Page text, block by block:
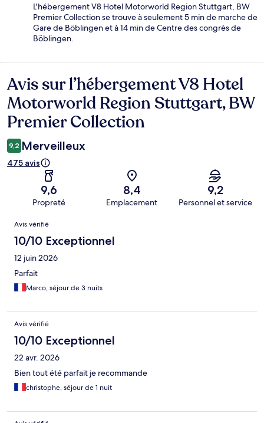
L'hébergement V8 Hotel Motorworld Region Stuttgart, BW
Premier Collection se trouve à seulement 5 min de marche de
Gare de Böblingen et à 14 min de Centre des congrès de
Böblingen.
Avis
Avis sur l’hébergement V8 Hotel
Motorworld Region Stuttgart, BW
Premier Collection
9,2 Merveilleux
475 avis
9,6
Propreté
8,4
Emplacement
9,2
Personnel et service
Avis
Avis vérifié
10/10 Exceptionnel
12 juin 2026
Parfait
Marco, séjour de 3 nuits
Avis vérifié
10/10 Exceptionnel
22 avr. 2026
Bien tout été parfait je recommande
christophe, séjour de 1 nuit